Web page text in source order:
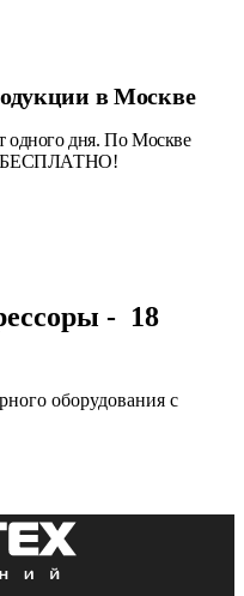
в Москве
одного дня. По Москве
БЕСПЛАТНО!
- 18
оборудования с